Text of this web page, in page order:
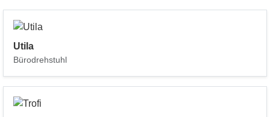
Utila
Bürodrehstuhl